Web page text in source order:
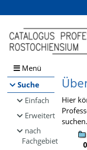
Browsen
direkt zum Inhalt
Menü
Suche
Einfach
Erweitert
nach
Fachgebiet
Hier
suchen.